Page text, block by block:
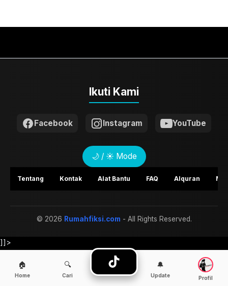
🏠
Home
🔍
Cari
🔔
Update Profil
Ikuti Kami
Facebook Instagram YouTube
🌙 / ☀️ Mode
Tentang Kontak Alat Bantu FAQ Alquran
© 2026 Rumahfiksi.com - All Rights Reserved.
]]>